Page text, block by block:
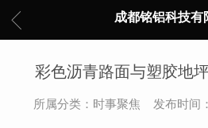
成都铭铝科技有
彩色沥青路面与塑胶地
所属分类：时事聚焦 发布时间